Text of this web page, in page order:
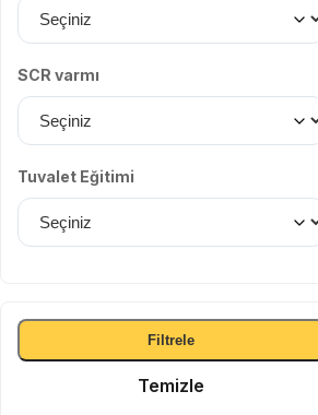
SCR varmı
Tuvalet Eğitimi
Filtrele
Temizle